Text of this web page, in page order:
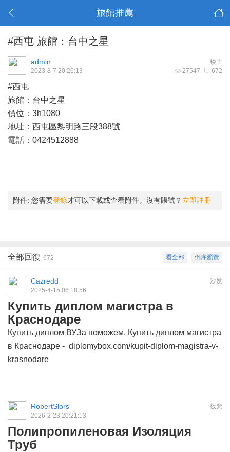
旅館推薦
#西屯 旅館：台中之星
楼主
admin
27547 672
2023-8-7 20:26:13
#西屯
旅館：台中之星
價位：3h1080
地址：西屯區黎明路三段388號
電話：0424512888
附件: 您需要登錄才可以下載或查看附件。沒有賬號？ 立即註冊
倒序瀏覽
看全部
全部回復 672
沙发
Cazredd
2025-4-15 06:18:56
Купить диплом магистра в
Краснодаре
Купить диплом ВУЗа поможем. Купить диплом магистра
в Краснодаре - diplomybox.com/kupit-diplom-magistra-v-
krasnodare
板凳
RobertSlors
2026-2-23 20:21:13
Полипропиленовая Изоляция
Труб